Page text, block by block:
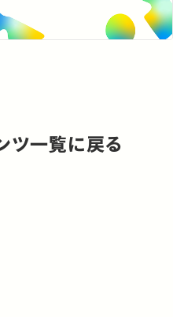
ツ一覧に戻る